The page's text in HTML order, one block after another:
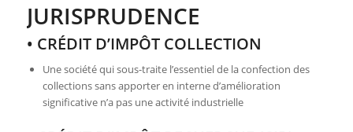
JURISPRUDENCE
• CRÉDIT D’IMPÔT COLLECTION
Une société qui sous-traite l’essentiel de la confection des
collections sans apporter en interne d’amélioration
significative n’a pas une activité industrielle